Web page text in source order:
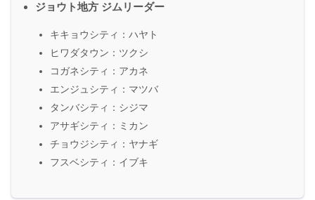
ジョウト地方 ジムリーダー
キキョウシティ：ハヤト
ヒワダタウン：ツクシ
コガネシティ：アカネ
エンジュシティ：マツバ
タンバシティ：シジマ
アサギシティ：ミカン
チョウジシティ：ヤナギ
フスベシティ：イブキ